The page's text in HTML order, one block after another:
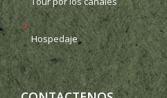
Hospedaje